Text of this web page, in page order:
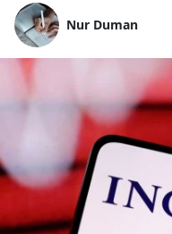
Nur Duman